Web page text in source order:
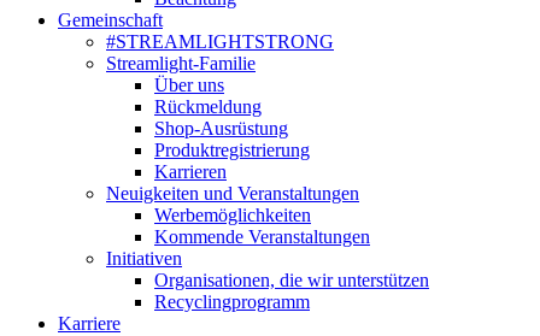
Gemeinschaft
#STREAMLIGHTSTRONG
Streamlight-Familie
Über uns
Rückmeldung
Shop-Ausrüstung
Produktregistrierung
Karrieren
Neuigkeiten und Veranstaltungen
Werbemöglichkeiten
Kommende Veranstaltungen
Initiativen
Organisationen, die wir unterstützen
Recyclingprogramm
Karriere